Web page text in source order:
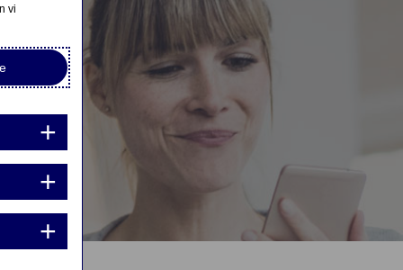
Nettbank Privat
Nordea Business
Nordea Corporate
Endre eller fullfør private lånesøknader
Mine lånesøknader
vi